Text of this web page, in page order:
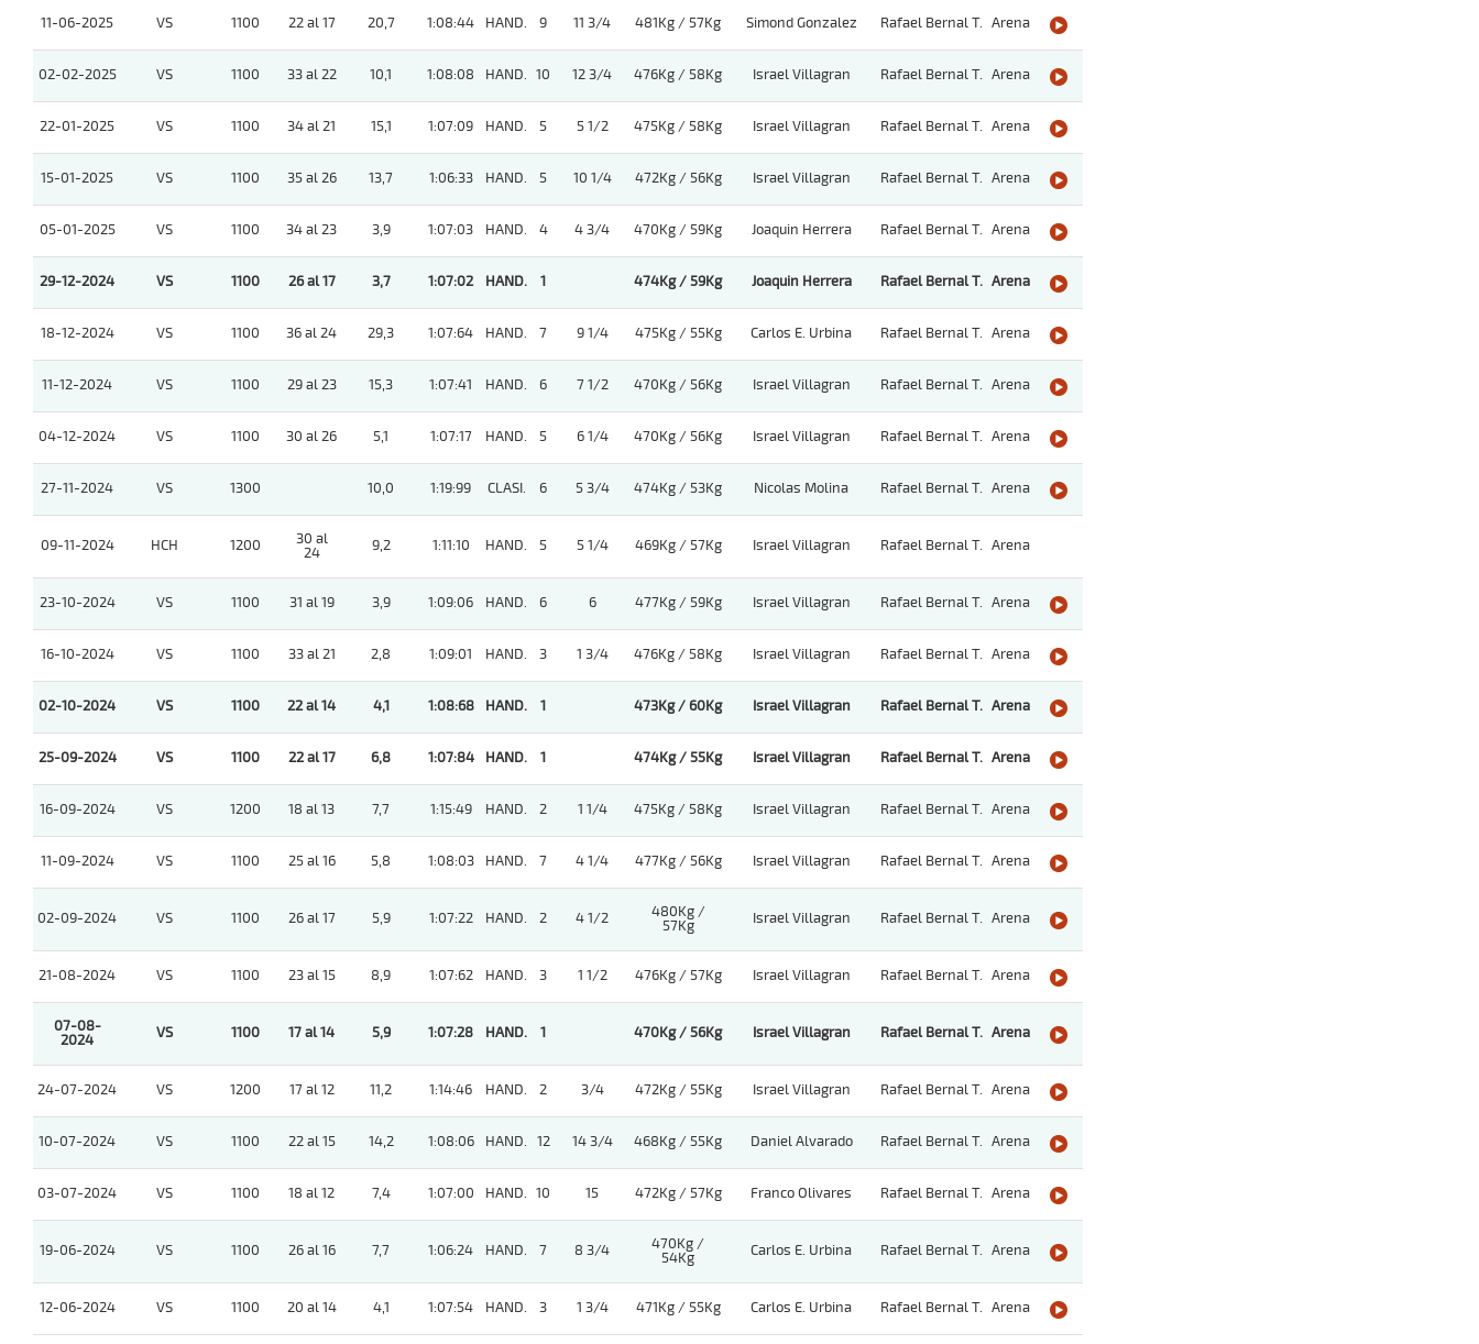
11-06-2025 VS 1100 22 al 17 20,7 1:08:44 HAND. 9 11 3/4 481Kg / 57Kg Simond Gonzalez Rafael Bernal T. Arena
02-02-2025 VS 1100 33 al 22 10,1 1:08:08 HAND. 10 12 3/4 476Kg / 58Kg Israel Villagran Rafael Bernal T. Arena
22-01-2025 VS 1100 34 al 21 15,1 1:07:09 HAND. 5 5 1/2 475Kg / 58Kg Israel Villagran Rafael Bernal T. Arena
15-01-2025 VS 1100 35 al 26 13,7 1:06:33 HAND. 5 10 1/4 472Kg / 56Kg Israel Villagran Rafael Bernal T. Arena
05-01-2025 VS 1100 34 al 23 3,9 1:07:03 HAND. 4 4 3/4 470Kg / 59Kg Joaquin Herrera Rafael Bernal T. Arena
29-12-2024 VS 1100 26 al 17 3,7 1:07:02 HAND. 1 474Kg / 59Kg Joaquin Herrera Rafael Bernal T. Arena
18-12-2024 VS 1100 36 al 24 29,3 1:07:64 HAND. 7 9 1/4 475Kg / 55Kg Carlos E. Urbina Rafael Bernal T. Arena
11-12-2024 VS 1100 29 al 23 15,3 1:07:41 HAND. 6 7 1/2 470Kg / 56Kg Israel Villagran Rafael Bernal T. Arena
04-12-2024 VS 1100 30 al 26 5,1 1:07:17 HAND. 5 6 1/4 470Kg / 56Kg Israel Villagran Rafael Bernal T. Arena
27-11-2024 VS 1300 10,0 1:19:99 CLASI. 6 5 3/4 474Kg / 53Kg Nicolas Molina Rafael Bernal T. Arena
09-11-2024 HCH 1200
30 al
24
9,2 1:11:10 HAND. 5 5 1/4 469Kg / 57Kg Israel Villagran Rafael Bernal T. Arena
23-10-2024 VS 1100 31 al 19 3,9 1:09:06 HAND. 6 6 477Kg / 59Kg Israel Villagran Rafael Bernal T. Arena
16-10-2024 VS 1100 33 al 21 2,8 1:09:01 HAND. 3 1 3/4 476Kg / 58Kg Israel Villagran Rafael Bernal T. Arena
02-10-2024 VS 1100 22 al 14 4,1 1:08:68 HAND. 1 473Kg / 60Kg Israel Villagran Rafael Bernal T. Arena
25-09-2024 VS 1100 22 al 17 6,8 1:07:84 HAND. 1 474Kg / 55Kg Israel Villagran Rafael Bernal T. Arena
16-09-2024 VS 1200 18 al 13 7,7 1:15:49 HAND. 2 1 1/4 475Kg / 58Kg Israel Villagran Rafael Bernal T. Arena
11-09-2024 VS 1100 25 al 16 5,8 1:08:03 HAND. 7 4 1/4 477Kg / 56Kg Israel Villagran Rafael Bernal T. Arena
02-09-2024 VS 1100 26 al 17 5,9 1:07:22 HAND. 2 4 1/2
480Kg /
57Kg
Israel Villagran Rafael Bernal T. Arena
21-08-2024 VS 1100 23 al 15 8,9 1:07:62 HAND. 3 1 1/2 476Kg / 57Kg Israel Villagran Rafael Bernal T. Arena
07-08-
2024
VS 1100 17 al 14 5,9 1:07:28 HAND. 1 470Kg / 56Kg Israel Villagran Rafael Bernal T. Arena
24-07-2024 VS 1200 17 al 12 11,2 1:14:46 HAND. 2 3/4 472Kg / 55Kg Israel Villagran Rafael Bernal T. Arena
10-07-2024 VS 1100 22 al 15 14,2 1:08:06 HAND. 12 14 3/4 468Kg / 55Kg Daniel Alvarado Rafael Bernal T. Arena
03-07-2024 VS 1100 18 al 12 7,4 1:07:00 HAND. 10 15 472Kg / 57Kg Franco Olivares Rafael Bernal T. Arena
19-06-2024 VS 1100 26 al 16 7,7 1:06:24 HAND. 7 8 3/4
470Kg /
54Kg
Carlos E. Urbina Rafael Bernal T. Arena
12-06-2024 VS 1100 20 al 14 4,1 1:07:54 HAND. 3 1 3/4 471Kg / 55Kg Carlos E. Urbina Rafael Bernal T. Arena